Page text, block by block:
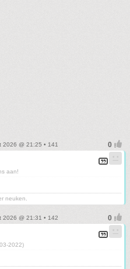
2026 @ 21:25 • 141
aan!
neuken.
2026 @ 21:31 • 142
2022)